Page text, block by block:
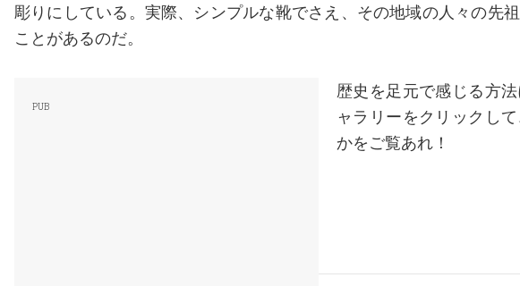
彫りにしている。実際、シンプルな靴でさえ、その地域の人々の先
ことがあるのだ。
歴史を足元で感じる方
ャラリーをクリックし
かをご覧あれ！